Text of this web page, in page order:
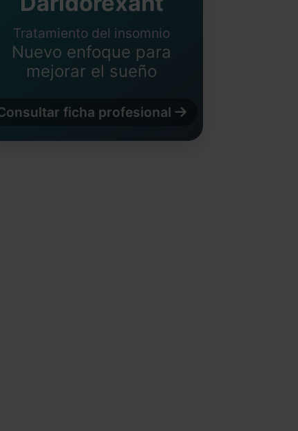
Tratamiento del insomnio
Nuevo enfoque para
mejorar el sueño
ficha profesional